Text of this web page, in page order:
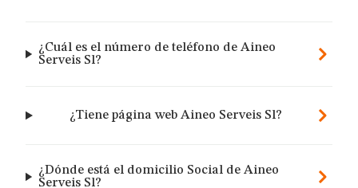
¿Cuál es el número de teléfono de Aineo
Serveis Sl?
¿Tiene página web Aineo Serveis Sl?
¿Dónde está el domicilio Social de Aineo
Serveis Sl?